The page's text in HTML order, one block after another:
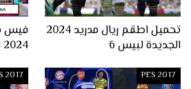
تحميل اطقم ريال مدريد 2024
الجديدة لبيس 6
فيس
2024 الى بيس 2006
PES 2017
2017